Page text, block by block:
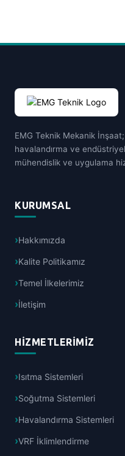
EMG Teknik Mekanik İnşaat;
havalandırma ve
mühendislik ve uygulama
KURUMSAL
Hakkımızda
Kalite Politikamız
Temel İlkelerimiz
İletişim
HIZMETLERIMIZ
Isıtma Sistemleri
Soğutma Sistemleri
Havalandırma Sistemleri
VRF İklimlendirme